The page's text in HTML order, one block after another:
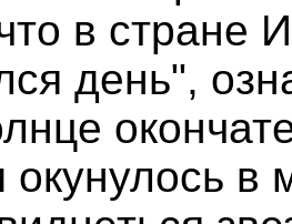
в стране
день",
окунулось в